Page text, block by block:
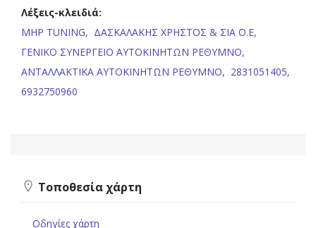
Λέξεις-κλειδιά:
MHP TUNING, ΔΑΣΚΑΛΑΚΗΣ ΧΡΗΣΤΟΣ & ΣΙΑ Ο.Ε,
ΓΕΝΙΚΟ ΣΥΝΕΡΓΕΙΟ ΑΥΤΟΚΙΝΗΤΩΝ ΡΕΘΥΜΝΟ,
ΑΝΤΑΛΛΑΚΤΙΚΑ ΑΥΤΟΚΙΝΗΤΩΝ ΡΕΘΥΜΝΟ, 2831051405,
6932750960
Τοποθεσία χάρτη
Οδηγίες χάρτη